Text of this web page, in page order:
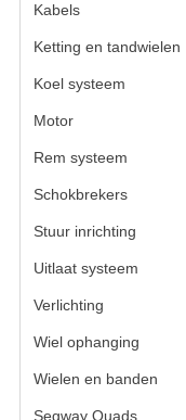
Kabels(6)
Ketting en tandwielen
Koel systeem
Motor(59)
Rem systeem
Schokbrekers(11)
Stuur inrichting
Uitlaat systeem
Verlichting
Wiel ophanging
Wielen en banden
Segway Quads(6)